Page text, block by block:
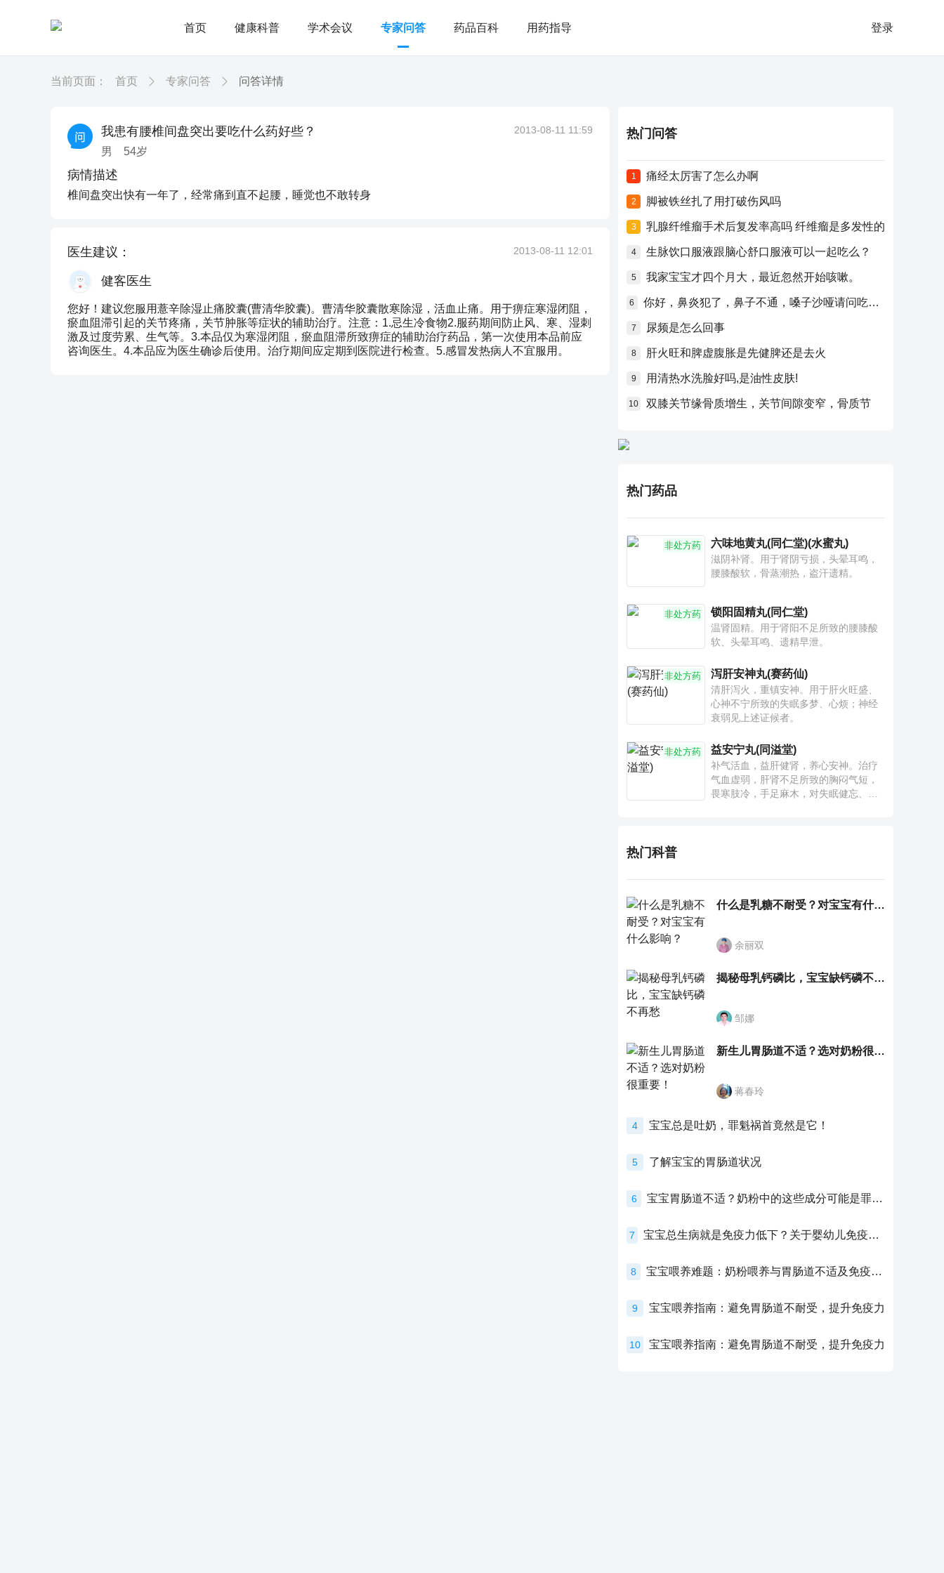
首页 健康科普 学术会议 专家问答 药品百科 用药指导 登录
当前页面： 首页 专家问答 问答详情
我患有腰椎间盘突出要吃什么药好些？
男 54岁
2013-08-11 11:59
病情描述
椎间盘突出快有一年了，经常痛到直不起腰，睡觉也不敢转身
医生建议： 2013-08-11 12:01
健客医生
您好！建议您服用薏辛除湿止痛胶囊(曹清华胶囊)。曹清华胶囊散寒除湿，活血止痛。用于痹症寒湿闭阻，
瘀血阻滞引起的关节疼痛，关节肿胀等症状的辅助治疗。注意：1.忌生冷食物2.服药期间防止风、寒、湿刺
激及过度劳累、生气等。3.本品仅为寒湿闭阻，瘀血阻滞所致痹症的辅助治疗药品，第一次使用本品前应
咨询医生。4.本品应为医生确诊后使用。治疗期间应定期到医院进行检查。5.感冒发热病人不宜服用。
热门问答
1 痛经太厉害了怎么办啊
2 脚被铁丝扎了用打破伤风吗
3 乳腺纤维瘤手术后复发率高吗 纤维瘤是多发性的
4 生脉饮口服液跟脑心舒口服液可以一起吃么？
5 我家宝宝才四个月大，最近忽然开始咳嗽。
6 你好，鼻炎犯了，鼻子不通，嗓子沙哑请问吃什么药比较好？
7 尿频是怎么回事
8 肝火旺和脾虚腹胀是先健脾还是去火
9 用清热水洗脸好吗,是油性皮肤!
10 双膝关节缘骨质增生，关节间隙变窄，骨质节
热门药品
非处方药 六味地黄丸(同仁堂)(水蜜丸)
滋阴补肾。用于肾阴亏损，头晕耳鸣，
腰膝酸软，骨蒸潮热，盗汗遗精。
非处方药 锁阳固精丸(同仁堂)
温肾固精。用于肾阳不足所致的腰膝酸
软、头晕耳鸣、遗精早泄。
非处方药 泻肝安神丸(赛药仙)
清肝泻火，重镇安神。用于肝火旺盛、
心神不宁所致的失眠多梦、心烦；神经
衰弱见上述证候者。
非处方药 益安宁丸(同溢堂)
补气活血，益肝健肾，养心安神。治疗
气血虚弱，肝肾不足所致的胸闷气短，
畏寒肢冷，手足麻木，对失眠健忘、神
热门科普
什么是乳糖不耐受？对宝宝有什么影响？
余丽双
揭秘母乳钙磷比，宝宝缺钙磷不再愁
邹娜
新生儿胃肠道不适？选对奶粉很重要！
蒋春玲
4 宝宝总是吐奶，罪魁祸首竟然是它！
5 了解宝宝的胃肠道状况
6 宝宝胃肠道不适？奶粉中的这些成分可能是罪魁祸首！
7 宝宝总生病就是免疫力低下？关于婴幼儿免疫力的真相，家长必须了解！
8 宝宝喂养难题：奶粉喂养与胃肠道不适及免疫力提升的奥秘
9 宝宝喂养指南：避免胃肠道不耐受，提升免疫力
10 宝宝喂养指南：避免胃肠道不耐受，提升免疫力